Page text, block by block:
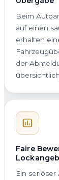
Beim
auf einen
erhalten
der
Faire
Ein